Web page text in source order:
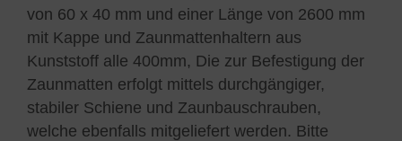
von 60 x 40 mm und einer Länge von 2600 mm
mit Kappe und Zaunmattenhaltern aus
Kunststoff alle 400mm, Die zur Befestigung der
Zaunmatten erfolgt mittels durchgängiger,
stabiler Schiene und Zaunbauschrauben,
welche ebenfalls mitgeliefert werden. Bitte